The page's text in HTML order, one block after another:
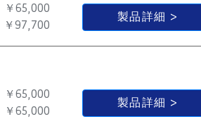
￥65,000
￥97,700
製品詳細
￥65,000
￥65,000
製品詳細